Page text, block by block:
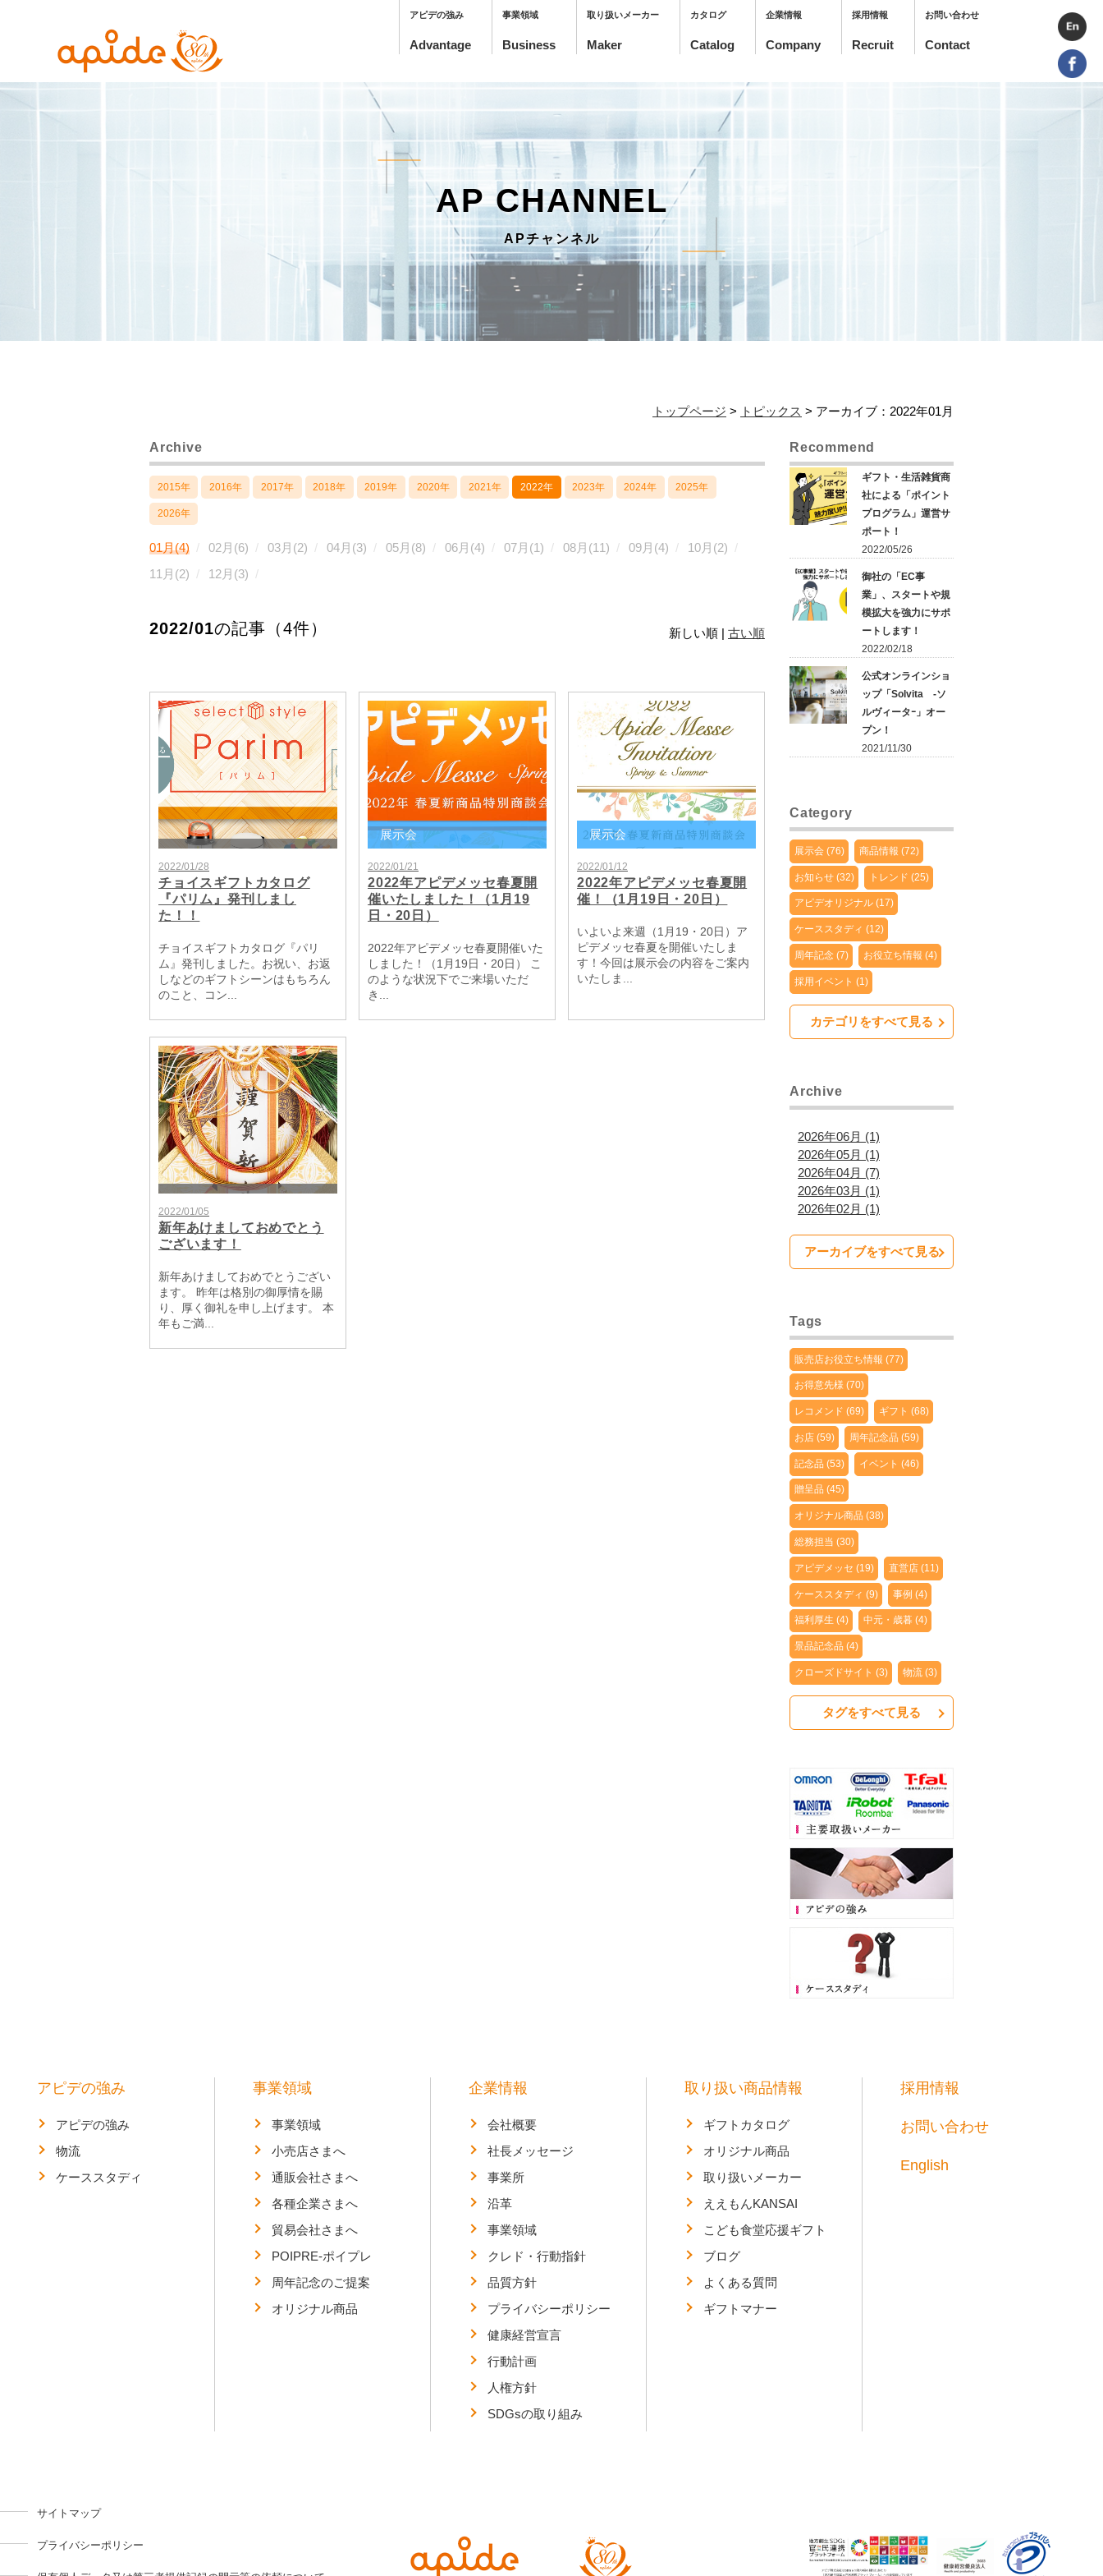
アピデの強み 事業領域 取り扱いメーカー カタログ 企業情報 採用情報 お問い合わせ
AP CHANNEL
APチャンネル
トップページ > トピックス > アーカイブ：2022年01月
Archive
2015年 2016年 2017年 2018年 2019年 2020年 2021年 2022年 2023年 2024年 2025年
2026年
01月(4) 02月(6) 03月(2) 04月(3) 05月(8) 06月(4) 07月(1) 08月(11) 09月(4)
10月(2)
11月(2)
12月(3)
2022/01の記事（4件） 新しい順 | 古い順
2022/01/28
チョイスギフトカタログ
『パリム』発刊しまし
た！！
チョイスギフトカタログ『パリ
ム』発刊しました。お祝い、お返
しなどのギフトシーンはもちろん
のこと、コン...
展示会
2022/01/21
2022年アピデメッセ春夏開
催いたしました！（1月19
日・20日）
2022年アピデメッセ春夏開催いた
しました！（1月19日・20日） こ
のような状況下でご来場いただ
き...
展示会
2022/01/12
2022年アピデメッセ春夏開
催！（1月19日・20日）
いよいよ来週（1月19・20日）ア
ピデメッセ春夏を開催いたしま
す！今回は展示会の内容をご案内
いたしま...
2022/01/05
新年あけましておめでとう
ございます！
新年あけましておめでとうござい
ます。 昨年は格別の御厚情を賜
り、厚く御礼を申し上げます。 本
年もご満...
Recommend
ギフト・生活雑貨商
社による「ポイント
プログラム」運営サ
ポート！
2022/05/26
御社の「EC事
業」、スタートや規
模拡大を強力にサポ
ートします！
2022/02/18
公式オンラインショ
ップ「Solvita -ソ
ルヴィータｰ」オー
プン！
2021/11/30
Category
展示会 (76) 商品情報 (72)
お知らせ (32) トレンド (25)
アピデオリジナル (17)
ケーススタディ (12)
周年記念 (7) お役立ち情報 (4)
採用イベント (1)
カテゴリをすべて見る
Archive
2026年06月 (1)
2026年05月 (1)
2026年04月 (7)
2026年03月 (1)
2026年02月 (1)
アーカイブをすべて見る
Tags
販売店お役立ち情報 (77)
お得意先様 (70)
レコメンド (69) ギフト (68)
お店 (59) 周年記念品 (59)
記念品 (53) イベント (46)
贈呈品 (45)
オリジナル商品 (38)
総務担当 (30)
アピデメッセ (19) 直営店 (11)
ケーススタディ (9) 事例 (4)
福利厚生 (4) 中元・歳暮 (4)
景品記念品 (4)
クローズドサイト (3) 物流 (3)
タグをすべて見る
アピデの強み
アピデの強み
物流
ケーススタディ
事業領域
事業領域
小売店さまへ
通販会社さまへ
各種企業さまへ
貿易会社さまへ
POIPRE-ポイプレ
周年記念のご提案
オリジナル商品
企業情報
会社概要
社長メッセージ
事業所
沿革
事業領域
クレド・行動指針
品質方針
プライバシーポリシー
健康経営宣言
行動計画
人権方針
SDGsの取り組み
取り扱い商品情報
ギフトカタログ
オリジナル商品
取り扱いメーカー
ええもんKANSAI
こども食堂応援ギフト
ブログ
よくある質問
ギフトマナー
採用情報
お問い合わせ
English
サイトマップ
プライバシーポリシー